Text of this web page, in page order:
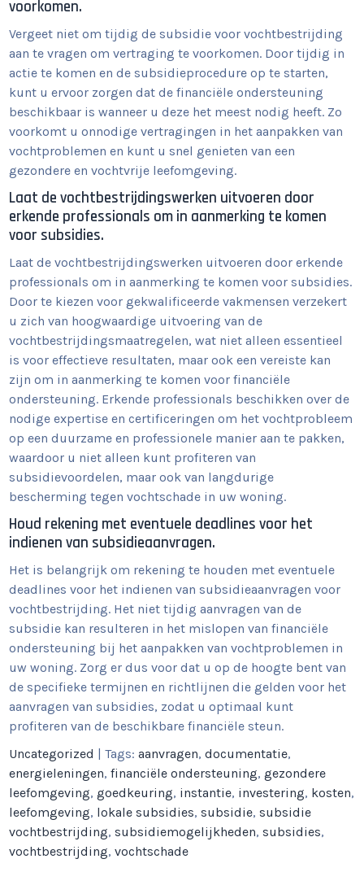
voorkomen.
Vergeet niet om tijdig de subsidie voor vochtbestrijding
aan te vragen om vertraging te voorkomen. Door tijdig in
actie te komen en de subsidieprocedure op te starten,
kunt u ervoor zorgen dat de financiële ondersteuning
beschikbaar is wanneer u deze het meest nodig heeft. Zo
voorkomt u onnodige vertragingen in het aanpakken van
vochtproblemen en kunt u snel genieten van een
gezondere en vochtvrije leefomgeving.
Laat de vochtbestrijdingswerken uitvoeren door
erkende professionals om in aanmerking te komen
voor subsidies.
Laat de vochtbestrijdingswerken uitvoeren door erkende
professionals om in aanmerking te komen voor subsidies.
Door te kiezen voor gekwalificeerde vakmensen verzekert
u zich van hoogwaardige uitvoering van de
vochtbestrijdingsmaatregelen, wat niet alleen essentieel
is voor effectieve resultaten, maar ook een vereiste kan
zijn om in aanmerking te komen voor financiële
ondersteuning. Erkende professionals beschikken over de
nodige expertise en certificeringen om het vochtprobleem
op een duurzame en professionele manier aan te pakken,
waardoor u niet alleen kunt profiteren van
subsidievoordelen, maar ook van langdurige
bescherming tegen vochtschade in uw woning.
Houd rekening met eventuele deadlines voor het
indienen van subsidieaanvragen.
Het is belangrijk om rekening te houden met eventuele
deadlines voor het indienen van subsidieaanvragen voor
vochtbestrijding. Het niet tijdig aanvragen van de
subsidie kan resulteren in het mislopen van financiële
ondersteuning bij het aanpakken van vochtproblemen in
uw woning. Zorg er dus voor dat u op de hoogte bent van
de specifieke termijnen en richtlijnen die gelden voor het
aanvragen van subsidies, zodat u optimaal kunt
profiteren van de beschikbare financiële steun.
Uncategorized | Tags:aanvragen,documentatie,
energieleningen,financiële ondersteuning,gezondere
leefomgeving,goedkeuring, instantie, investering, kosten,
leefomgeving, lokale subsidies,subsidie,subsidie
vochtbestrijding,subsidiemogelijkheden,subsidies,
vochtbestrijding,vochtschade